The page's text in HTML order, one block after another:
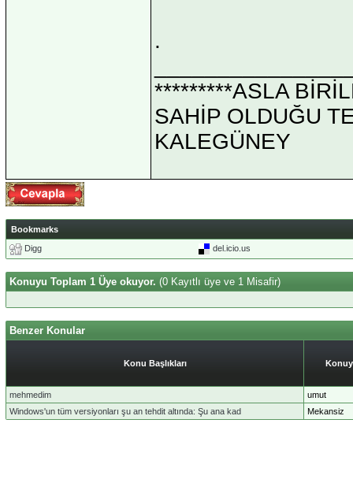
.
*********ASLA
SAHİP OLDUĞU
KALEGÜNEY
Bookmarks
Digg
del.icio.us
Konuyu Toplam 1 Üye okuyor. (0 Kayıtlı üye ve 1 Misafir)
Benzer Konular
Konu Başlıkları
mehmedim
umut
Windows'un tüm versiyonları şu an tehdit altında: Şu ana kad
Mekansiz